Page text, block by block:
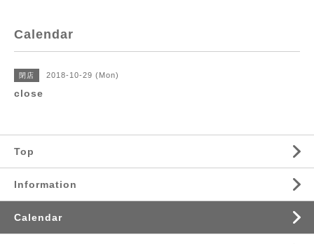
Calendar
閉店 2018-10-29 (Mon)
close
Top
Information
Calendar